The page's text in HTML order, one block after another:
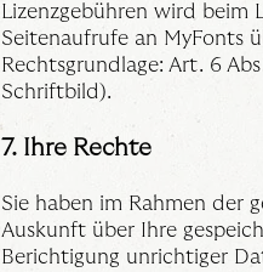
Lizenzgebühren wird beim
Seitenaufrufe an MyFonts
Rechtsgrundlage: Art. 6
Schriftbild).
7. Ihre Rechte
Sie haben im Rahmen der
Auskunft über Ihre
Berichtigung unrichtiger